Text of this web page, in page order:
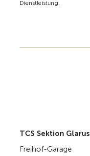
Dienstleistung.
TCS Sektion Glarus
Freihof-Garage